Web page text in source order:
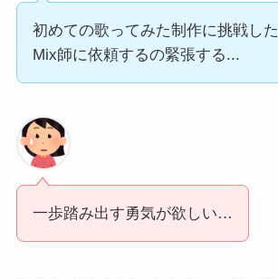
初めての歌ってみた制作に挑戦した
Mix師に依頼するの緊張する...
一歩踏み出す勇気が欲しい…